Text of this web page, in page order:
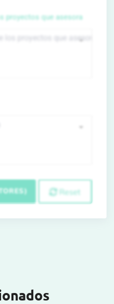
proyectos que asesora
Reset